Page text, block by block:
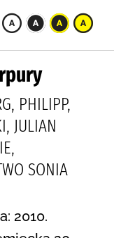
PHILIPP,
JULIAN
SONIA
2010.